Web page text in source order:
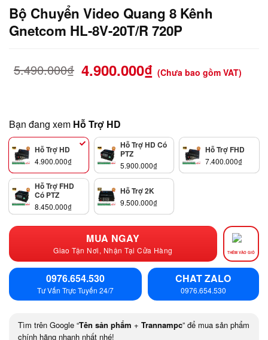
Bộ Chuyển Video Quang 8 Kênh
Gnetcom HL-8V-20T/R 720P
5.490.000₫ 4.900.000₫ (Chưa bao gồm VAT)
Bạn đang xem Hỗ Trợ HD
Hỗ Trợ HD
4.900.000₫
Hỗ Trợ HD Có
PTZ
5.900.000₫
Hỗ Trợ FHD
7.400.000₫
Hỗ Trợ FHD
Có PTZ
8.450.000₫
Hỗ Trợ 2K
9.500.000₫
MUA NGAY
Giao Tận Nơi, Nhận Tại Cửa Hàng THÊM VÀO GIỎ
0976.654.530
Tư Vấn Trực Tuyến 24/7
CHAT ZALO
0976.654.530
Tìm trên Google “Tên sản phẩm + Trannampc” để mua sản phẩm
chính hãng nhanh nhất nhé!